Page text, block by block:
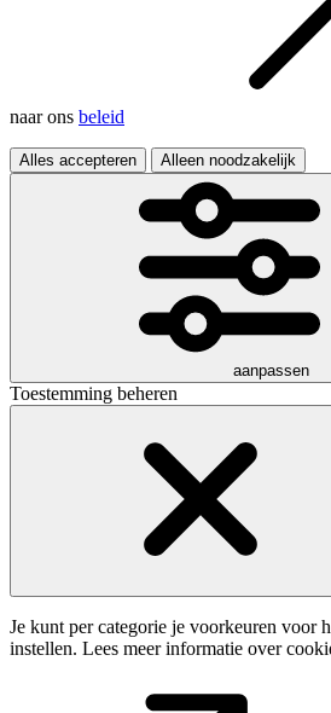
naar ons beleid
Alles accepteren Alleen noodzakelijk
aanpassen
Toestemming beheren
Je kunt per categorie je voorkeuren voor
instellen. Lees meer informatie over